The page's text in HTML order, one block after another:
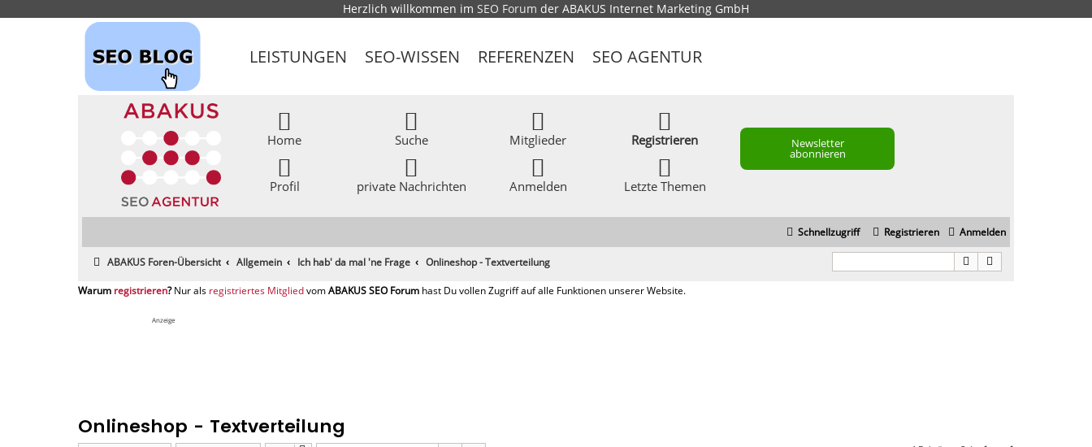
Herzlich willkommen im SEO Forum der ABAKUS Internet Marketing GmbH
LEISTUNGEN SEO-WISSEN REFERENZEN SEO AGENTUR
Home
Profil
Suche
private Nachrichten
Mitglieder
Anmelden
Registrieren
Letzte Themen
Newsletter
abonnieren
Schnellzugriff Anmelden
Registrieren
ABAKUS Foren-Übersicht Allgemein Ich hab' da mal 'ne Frage Onlineshop - Textverteilung
registrieren registriertes Mitglied
Anzeige
Onlineshop - Textverteilung